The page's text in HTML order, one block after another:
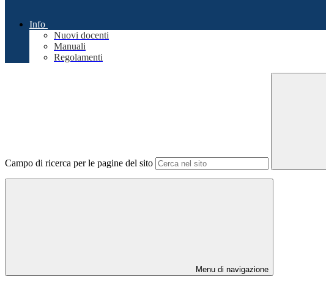
Info
Nuovi docenti
Manuali
Regolamenti
Campo di ricerca per le pagine del sito
Menu di navigazione